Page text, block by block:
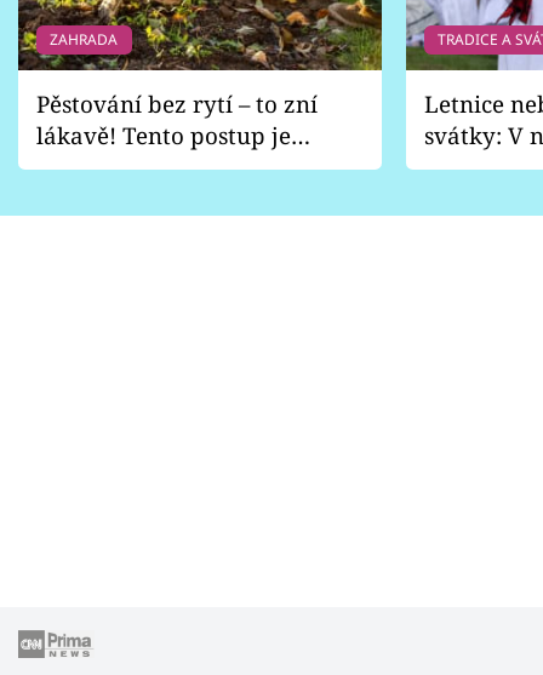
ZAHRADA
Pěstování bez rytí – to zní
lákavě! Tento postup je
vhodný jen pro některé
TRADICE A
Letnice
svátky: V
pondělí